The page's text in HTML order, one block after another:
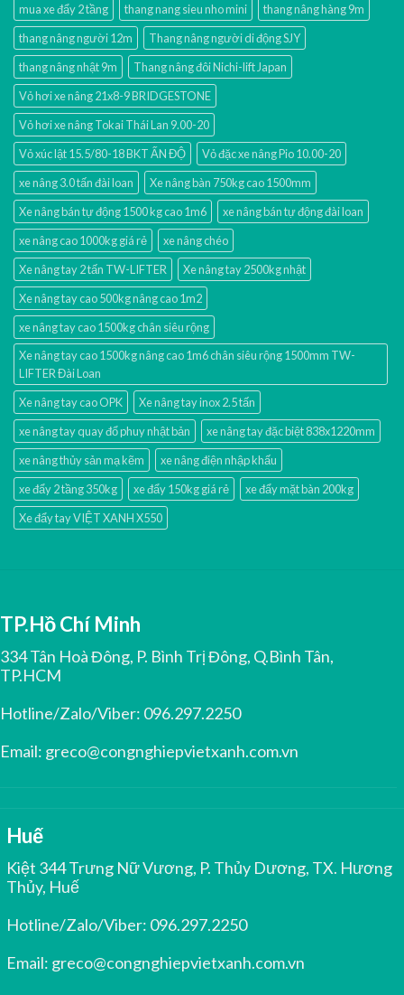
mua xe đẩy 2 tầng
thang nang sieu nho mini
thang nâng hàng 9m
thang nâng người 12m
Thang nâng người di động SJY
thang nâng nhật 9m
Thang nâng đôi Nichi-lift Japan
Vỏ hơi xe nâng 21x8-9 BRIDGESTONE
Vỏ hơi xe nâng Tokai Thái Lan 9.00-20
Vỏ xúc lật 15.5/80-18 BKT ẤN ĐỘ
Vỏ đặc xe nâng Pio 10.00-20
xe nâng 3.0 tấn đài loan
Xe nâng bàn 750kg cao 1500mm
Xe nâng bán tự động 1500 kg cao 1m6
xe nâng bán tự động đài loan
xe nâng cao 1000kg giá rẻ
xe nâng chéo
Xe nâng tay 2 tấn TW-LIFTER
Xe nâng tay 2500kg nhật
Xe nâng tay cao 500kg nâng cao 1m2
xe nâng tay cao 1500kg chân siêu rộng
Xe nâng tay cao 1500kg nâng cao 1m6 chân siêu rộng 1500mm TW-
LIFTER Đài Loan
Xe nâng tay cao OPK
Xe nâng tay inox 2.5 tấn
xe nâng tay quay đổ phuy nhật bản
xe nâng tay đặc biệt 838x1220mm
xe nâng thủy sản mạ kẽm
xe nâng điện nhập khấu
xe đẩy 2 tầng 350kg
xe đẩy 150kg giá rẻ
xe đẩy mặt bàn 200kg
Xe đẩy tay VIỆT XANH X550
TP.Hồ Chí Minh
334 Tân Hoà Đông, P. Bình Trị Đông, Q.Bình Tân,
TP.HCM
Hotline/Zalo/Viber: 096.297.2250
Email: greco@congnghiepvietxanh.com.vn
Huế
Kiệt 344 Trưng Nữ Vương, P. Thủy Dương, TX. Hương
Thủy, Huế
Hotline/Zalo/Viber: 096.297.2250
Email: greco@congnghiepvietxanh.com.vn